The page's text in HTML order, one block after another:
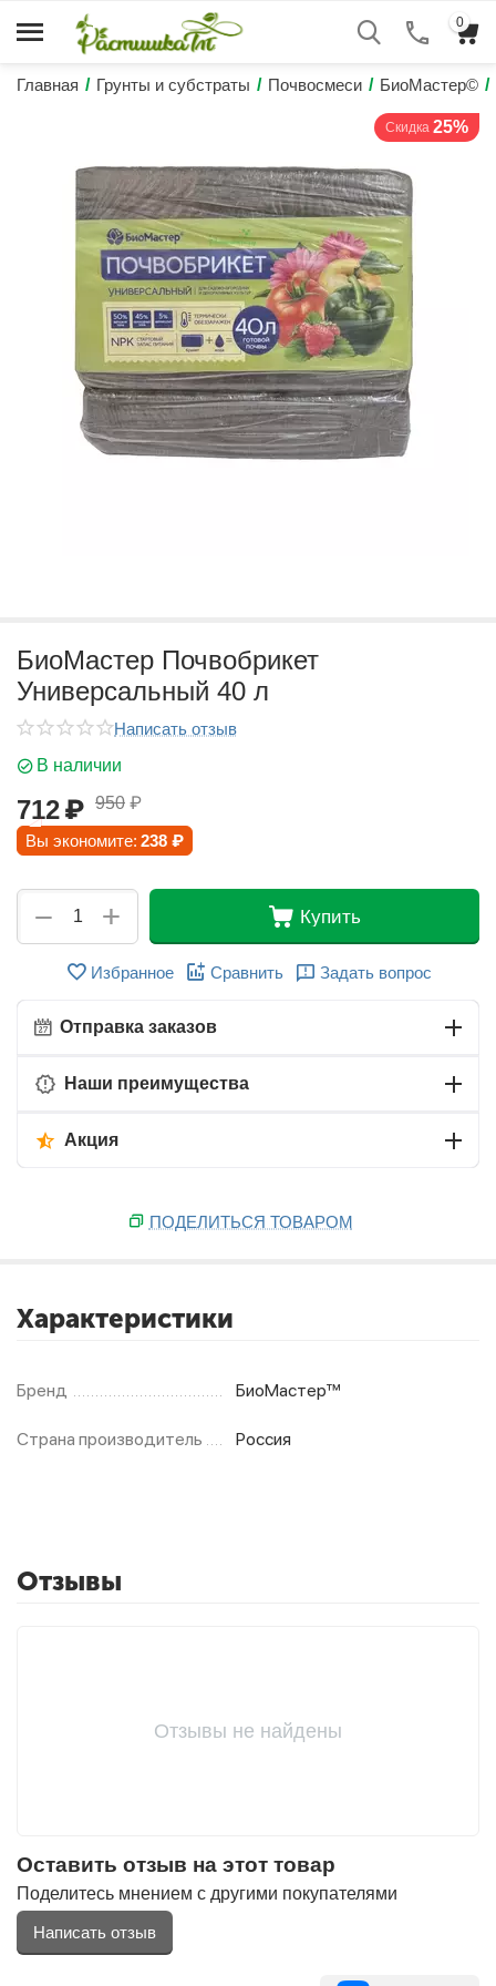
0
Главная / Грунты и субстраты / Почвосмеси / БиоМастер© /
Скидка 25%
БиоМастер Почвобрикет
Универсальный 40 л
Написать отзыв
В наличии
712₽ 950 ₽
Вы экономите: 238 ₽
+
− Купить
Избранное Сравнить Задать вопрос
Отправка заказов
Наши преимущества
Акция
ПОДЕЛИТЬСЯ ТОВАРОМ
Характеристики
Бренд БиоМастер™
Страна производитель Россия
Отзывы
Отзывы не найдены
Оставить отзыв на этот товар
Поделитесь мнением с другими покупателями
Написать отзыв